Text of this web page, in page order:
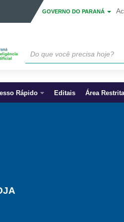
GOVERNO DO PARANÁ
Rápido Editais Área Restrita